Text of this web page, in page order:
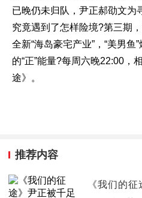
已晚仍未归队，尹正郝劭文为
究竟遇到了怎样险境?第三期
全新“海岛豪宅产业”，“美男鱼
的“正”能量?每周六晚22:00，
途》。
推荐内容
《我们的